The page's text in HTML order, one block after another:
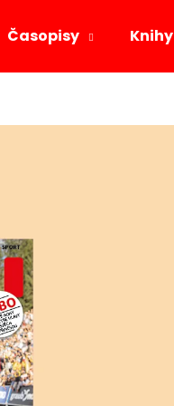
Časopisy Knihy